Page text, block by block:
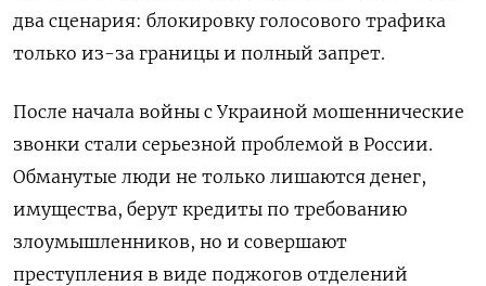
два сценария: блокировку голосового трафика
только из-за границы и полный запрет.
После начала войны с Украиной мошеннические
звонки стали серьезной проблемой в России.
Обманутые люди не только лишаются денег,
имущества, берут кредиты по требованию
злоумышленников, но и совершают
преступления в виде поджогов отделений